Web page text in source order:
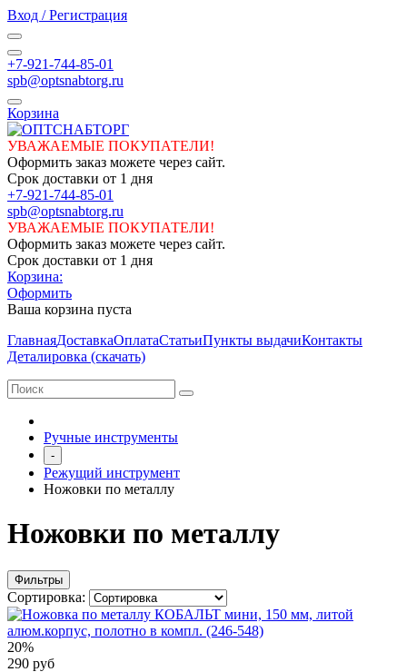
Вход / Регистрация
+7-921-744-85-01
spb@optsnabtorg.ru
Корзина
УВАЖАЕМЫЕ ПОКУПАТЕЛИ!
Оформить заказ можете через сайт.
Срок доставки от 1 дня
+7-921-744-85-01
spb@optsnabtorg.ru
УВАЖАЕМЫЕ ПОКУПАТЕЛИ!
Оформить заказ можете через сайт.
Срок доставки от 1 дня
Корзина:
Оформить
Ваша корзина пуста
ГлавнаяДоставкаОплатаСтатьиПункты выдачиКонтакты
Деталировка (скачать)
Ручные инструменты
-
Режущий инструмент
Ножовки по металлу
Ножовки по металлу
Фильтры
Сортировка:
20%
290 руб